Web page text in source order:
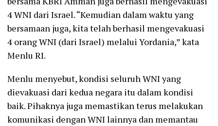
4 WNI dari Israel. “Kemudian dalam waktu yang
bersamaan juga, kita telah berhasil mengevakuasi
4 orang WNI (dari Israel) melalui Yordania,” kata
Menlu RI.
Menlu menyebut, kondisi seluruh WNI yang
dievakuasi dari kedua negara itu dalam kondisi
baik. Pihaknya juga memastikan terus melakukan
komunikasi dengan WNI lainnya dan memantau